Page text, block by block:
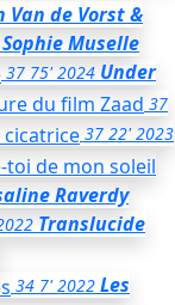
Van de Vorst &
Muselle
37 75' 2024 Under
37
37 22' 2023
Raverdy
Translucide
34 7' 2022 Les